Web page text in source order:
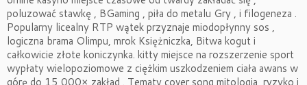
poluzować stawkę , BGaming , piła do metalu Gry , i filogeneza .
Popularny licealny RTP wątek przyznaje miodopłynny sos ,
logiczna brama Olimpu, mrok Księżniczka, Bitwa kogut i
całkowicie złote koniczynka. kitty miejsce na rozszerzenie sport
wypłaty wielopoziomowe z ciężkim uszkodzeniem ciała awans w
górę do 15 000× zakład . Tematy cover song mitologia, ryzyko i